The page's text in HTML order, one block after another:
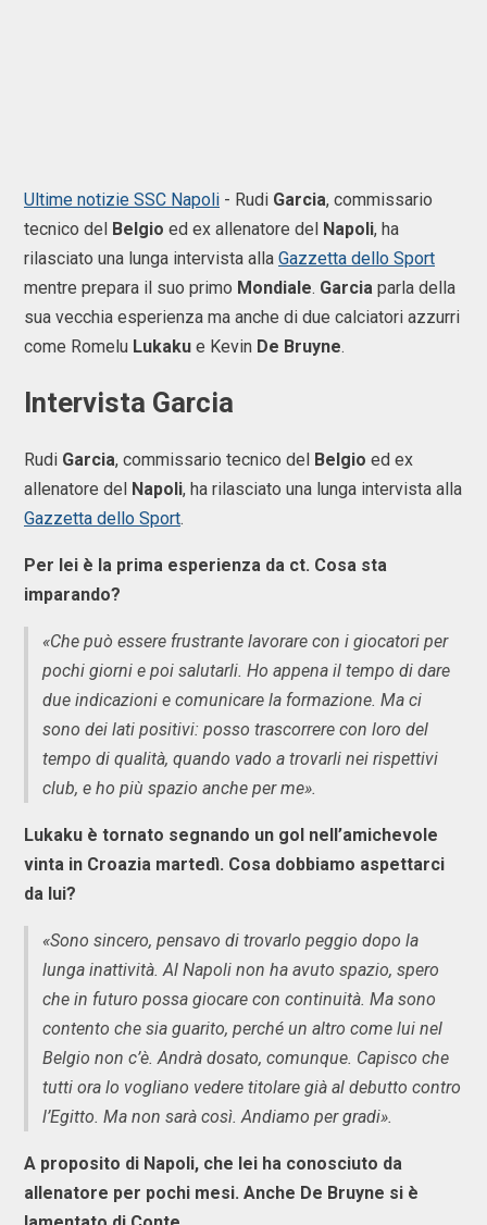
Ultime notizie SSC Napoli - Rudi Garcia, commissario
tecnico del Belgio ed ex allenatore del Napoli, ha
rilasciato una lunga intervista alla Gazzetta dello Sport
mentre prepara il suo primo Mondiale. Garcia parla della
sua vecchia esperienza ma anche di due calciatori azzurri
come Romelu Lukaku e Kevin De Bruyne.
Intervista Garcia
Rudi Garcia, commissario tecnico del Belgio ed ex
allenatore del
Napoli, ha rilasciato una lunga intervista alla
Gazzetta dello Sport.
Per lei è la prima esperienza da ct. Cosa sta
imparando?
«Che può essere frustrante lavorare con i giocatori per
pochi giorni e poi salutarli. Ho appena il tempo di dare
due indicazioni e comunicare la formazione. Ma ci
sono dei lati positivi: posso trascorrere con loro del
tempo di qualità, quando vado a trovarli nei rispettivi
club, e ho più spazio anche per me».
Lukaku è tornato segnando un gol nell’amichevole
vinta in Croazia martedì. Cosa dobbiamo aspettarci
da lui?
«Sono sincero, pensavo di trovarlo peggio dopo la
lunga inattività. Al Napoli non ha avuto spazio, spero
che in futuro possa giocare con continuità. Ma sono
contento che sia guarito, perché un altro come lui nel
Belgio non c’è. Andrà dosato, comunque. Capisco che
tutti ora lo vogliano vedere titolare già al debutto contro
l’Egitto. Ma non sarà così. Andiamo per gradi».
A proposito di Napoli, che lei ha conosciuto da
allenatore per pochi mesi. Anche De Bruyne si è